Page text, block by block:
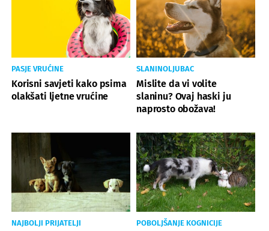
PASJE VRUĆINE
Korisni savjeti kako psima
olakšati ljetne vrućine
SLANINOLJUBAC
Mislite da vi volite
slaninu? Ovaj haski ju
naprosto obožava!
NAJBOLJI PRIJATELJI POBOLJŠANJE KOGNICIJE